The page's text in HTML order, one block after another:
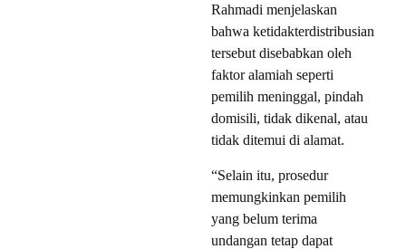
Rahmadi menjelaskan
bahwa ketidakterdistribusian
tersebut disebabkan oleh
faktor alamiah seperti
pemilih meninggal, pindah
domisili, tidak dikenal, atau
tidak ditemui di alamat.
“Selain itu, prosedur
memungkinkan pemilih
yang belum terima
undangan tetap dapat